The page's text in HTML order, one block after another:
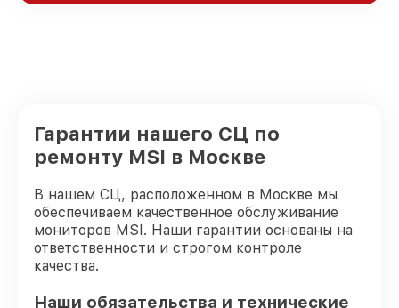
Гарантии нашего СЦ по
ремонту MSI в Москве
В нашем СЦ, расположенном в Москве мы
обеспечиваем качественное обслуживание
мониторов MSI. Наши гарантии основаны на
ответственности и строгом контроле
качества.
Наши обязательства и технические